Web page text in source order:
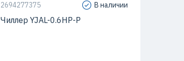
2694277375 В наличии
Чиллер YJAL-0.6HP-P